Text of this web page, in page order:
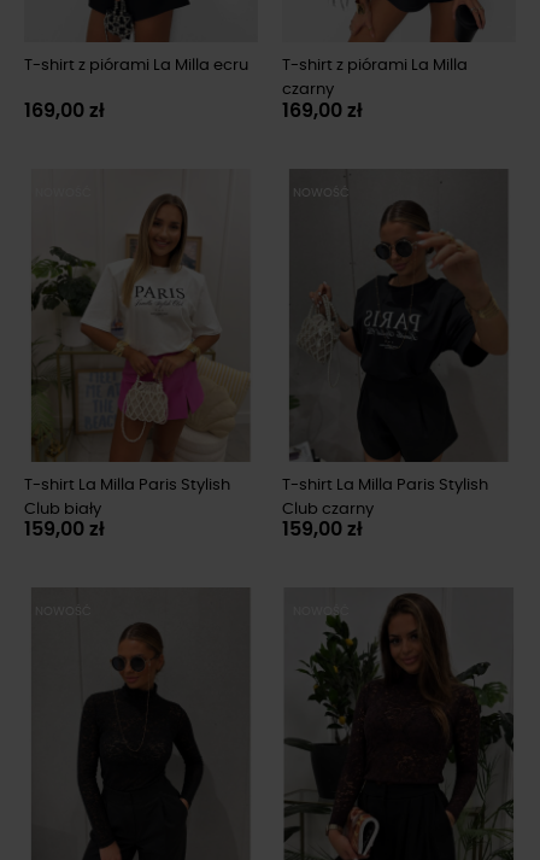
T-shirt z piórami La Milla ecru
169,00 zł
T-shirt z piórami La Milla
czarny
169,00 zł
T-shirt La Milla Paris Stylish
Club biały
159,00 zł
NOWOŚĆ
T-shirt La Milla Paris Stylish
Club czarny
159,00 zł
NOWOŚĆ